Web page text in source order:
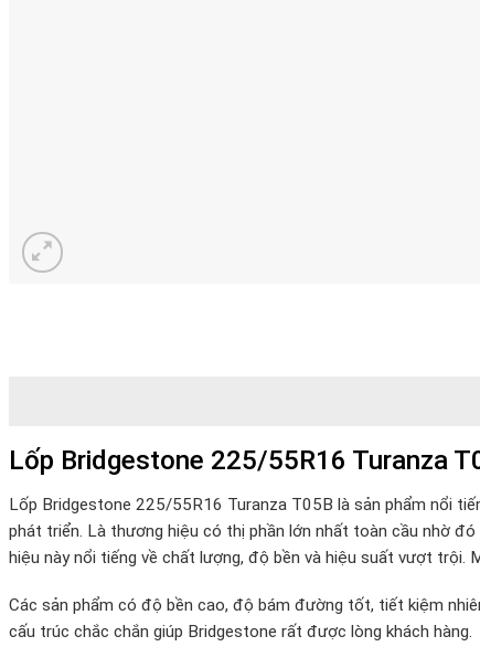
Lốp Bridgestone 225/55R16 Turanza
Lốp Bridgestone 225/55R16 Turanza T05B là sản phẩm nổi
phát triển. Là thương hiệu có thị phần lớn nhất toàn cầu nhờ
hiệu này nổi tiếng về chất lượng, độ bền và hiệu suất vượt trội.
Các sản phẩm có độ bền cao, độ bám đường tốt, tiết kiệm
cấu trúc chắc chắn giúp Bridgestone rất được lòng khách hàng.